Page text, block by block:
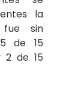
la
fue sin
de 15
2 de 15